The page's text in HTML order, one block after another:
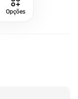
Opções